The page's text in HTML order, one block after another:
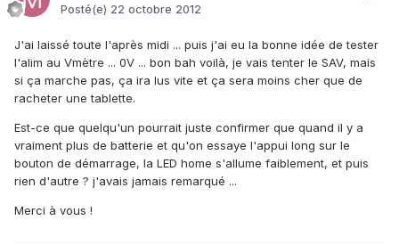
Posté(e) 22 octobre 2012
J'ai laissé toute l'après midi ... puis j'ai eu la bonne idée de tester
l'alim au Vmètre ... 0V ... bon bah voilà, je vais tenter le SAV, mais
si ça marche pas, ça ira lus vite et ça sera moins cher que de
racheter une tablette.
Est-ce que quelqu'un pourrait juste confirmer que quand il y a
vraiment plus de batterie et qu'on essaye l'appui long sur le
bouton de démarrage, la LED home s'allume faiblement, et puis
rien d'autre ? j'avais jamais remarqué ...
Merci à vous !